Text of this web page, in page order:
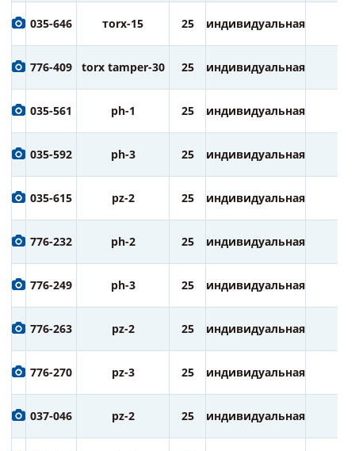
035-646 тorx-15 25 индивидуальная
776-409 torx tamper-30 25 индивидуальная
035-561 ph-1 25 индивидуальная
035-592 ph-3 25 индивидуальная
035-615 pz-2 25 индивидуальная
776-232 ph-2 25 индивидуальная
776-249 ph-3 25 индивидуальная
776-263 pz-2 25 индивидуальная
776-270 pz-3 25 индивидуальная
037-046 pz-2 25 индивидуальная